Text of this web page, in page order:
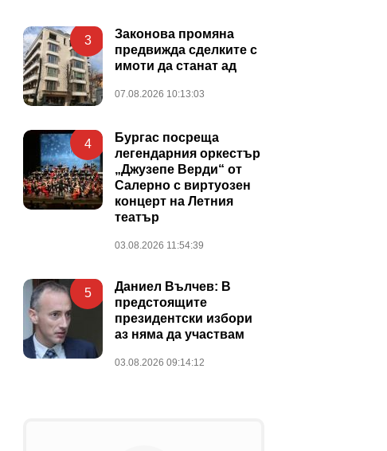
3
Законова промяна
предвижда сделките с
имоти да станат ад
07.08.2026 10:13:03
4
Бургас посреща
легендарния оркестър
„Джузепе Верди“ от
Салерно с виртуозен
концерт на Летния
театър
03.08.2026 11:54:39
5
Даниел Вълчев: В
предстоящите
президентски избори
аз няма да участвам
03.08.2026 09:14:12